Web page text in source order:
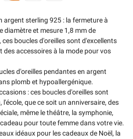
argent sterling 925 : la fermeture à
diamètre et mesure 1,8 mm de
ces boucles d'oreilles sont d'excellents
des accessoires à la mode pour vos
d'oreilles pendantes en argent
plomb et hypoallergénique.
: ces boucles d'oreilles sont
que ce soit un anniversaire, des
même le théâtre, la symphonie,
pour toute femme dans votre vie.
idéaux pour les cadeaux de Noël, la